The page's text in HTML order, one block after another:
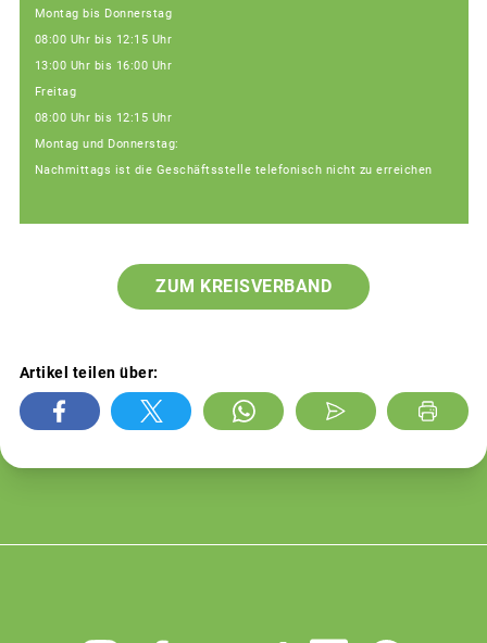
Montag bis Donnerstag
08:00 Uhr bis 12:15 Uhr
13:00 Uhr bis 16:00 Uhr
Freitag
08:00 Uhr bis 12:15 Uhr
Montag und Donnerstag:
Nachmittags ist die Geschäftsstelle telefonisch nicht zu erreichen
ZUM KREISVERBAND
Artikel teilen über: